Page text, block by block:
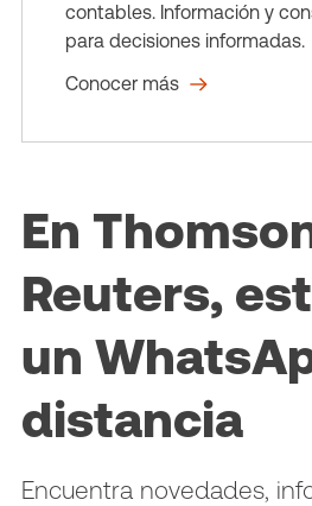
contables. Información y
para decisiones informadas.
Conocer más
En
Reuters,
un
distancia
Encuentra novedades,